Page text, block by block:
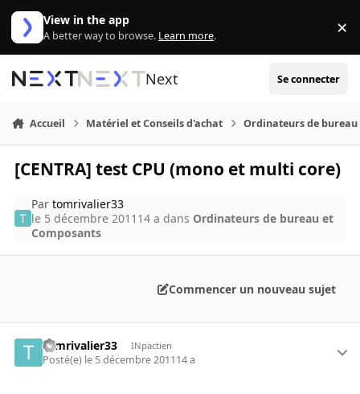
Aller au contenu
View in the app
A better way to browse. Learn more. ×
Next Se connecter
Accueil Matériel et Conseils d'achat Ordinateurs de bureau
[CENTRA] test CPU (mono et multi core)
Partomrivalier33
le 5 décembre 2011 14 a dans Ordinateurs de bureau et
Composants
Commencer un nouveau sujet
tomrivalier33 INpactien
Posté(e) le 5 décembre 201114 a